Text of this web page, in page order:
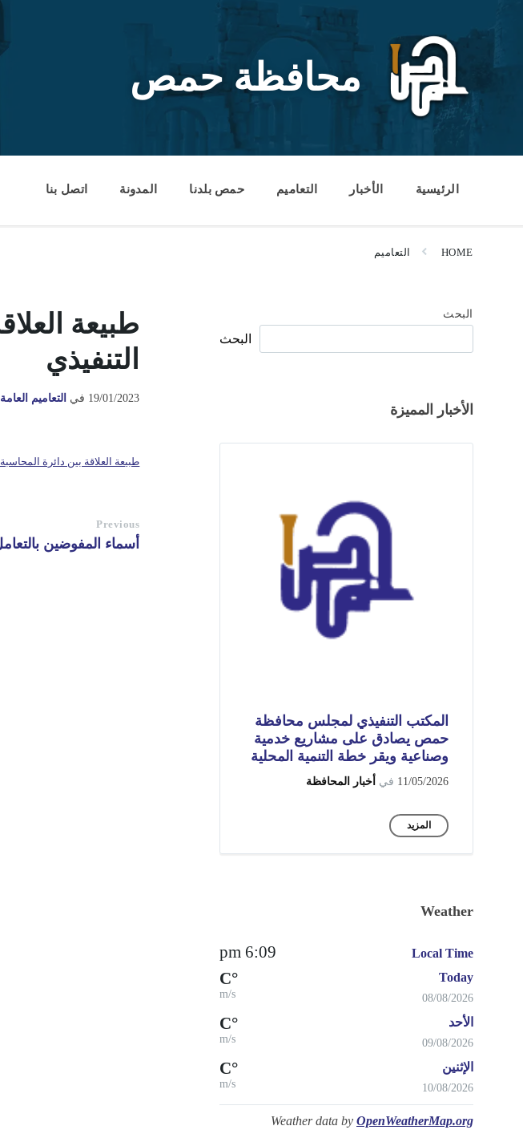
content
محافظة حمص
الرئيسية الأخبار التعاميم حمص بلدنا المدونة اتصل بنا
HOME التعاميم
طبيعة
التنفيذي
19/01/2023 في التعاميم العامة
طبيعة العلاقة بين دائرة
Previous
أسماء المفوضين
البحث
البحث
الأخبار المميزة
المكتب التنفيذي لمجلس محافظة
حمص يصادق على مشاريع خدمية
وصناعية ويقر خطة التنمية المحلية
11/05/2026 في أخبار المحافظة
المزيد
Weather
Local Time
6:09 pm
Today
08/08/2026
°C
m/s
الأحد
09/08/2026
°C
m/s
الإثنين
10/08/2026
°C
m/s
Weather data by OpenWeatherMap.org